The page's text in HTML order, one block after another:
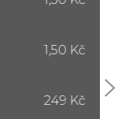
1,50 Kč
249 Kč